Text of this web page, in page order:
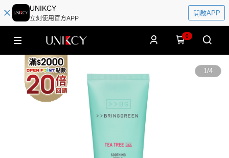
UNIKCY
立刻使用官方APP
開啟APP
0
1/4